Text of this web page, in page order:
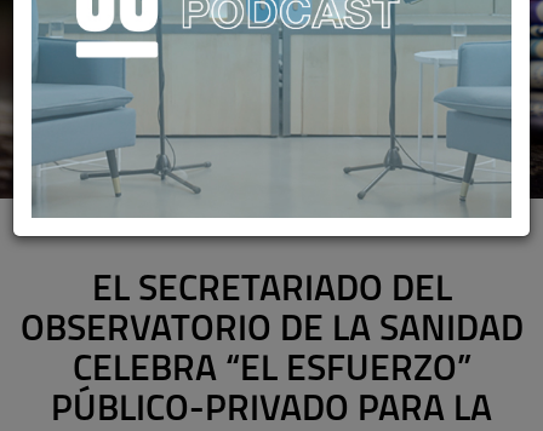
EL SECRETARIADO DEL
OBSERVATORIO DE LA SANIDAD
CELEBRA “EL ESFUERZO”
PÚBLICO-PRIVADO PARA LA